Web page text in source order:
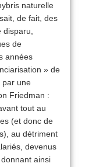
naturelle
de fait, des
de
années
» de
par une
Friedman :
tout au
(et donc de
au détriment
devenus
ainsi